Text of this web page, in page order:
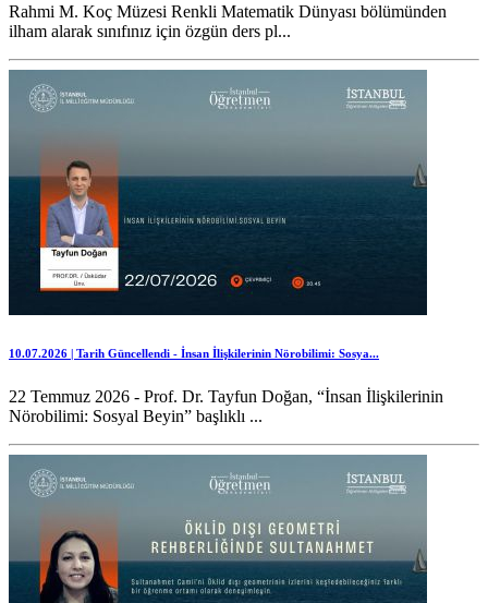
Rahmi M. Koç Müzesi Renkli Matematik Dünyası bölümünden
ilham alarak sınıfınız için özgün ders pl...
10.07.2026 | Tarih Güncellendi - İnsan İlişkilerinin Nörobilimi: Sosya...
22 Temmuz 2026 - Prof. Dr. Tayfun Doğan, “İnsan İlişkilerinin
Nörobilimi: Sosyal Beyin” başlıklı ...